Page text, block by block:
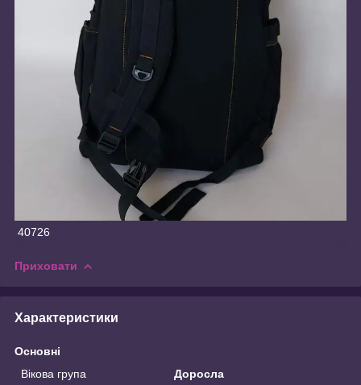
40726
Приховати
Характеристики
Основні
Вікова група
Доросла